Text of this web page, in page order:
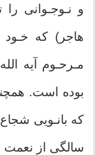
و نـوجـوانى
هاجر) كه خـود
مـرحـوم آيه
بوده است.
سالگى از نعمت